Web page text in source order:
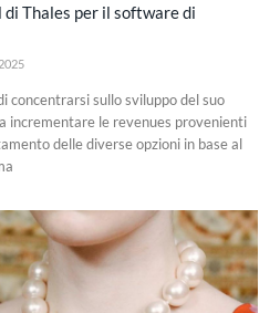
Thales per il software di
concentrarsi sullo sviluppo del suo
incrementare le revenues provenienti
delle diverse opzioni in base al